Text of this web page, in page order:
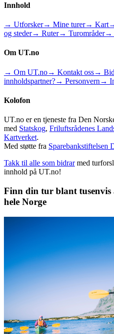
Innhold
→ Utforsker→ Mine turer→ Kart
og steder→ Ruter→ Turområder→
Om UT.no
→ Om UT.no→ Kontakt oss→
innholdspartner?→ Personvern →
Kolofon
UT.no er en tjeneste fra Den
med Statskog, Friluftsrådenes
Kartverket.
Med støtte fra Sparebankstiftelsen
Takk til alle som bidrar med
innhold på UT.no!
Finn din tur blant
hele Norge